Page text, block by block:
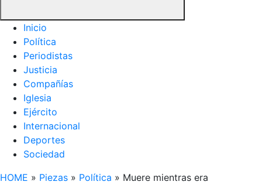
Inicio
Política
Periodistas
Justicia
Compañías
Iglesia
Ejército
Internacional
Deportes
Sociedad
HOME » Piezas » Política » Muere mientras era